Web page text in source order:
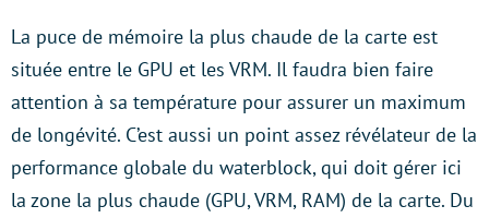
La puce de mémoire la plus chaude de la carte est
située entre le GPU et les VRM. Il faudra bien faire
attention à sa température pour assurer un maximum
de longévité. C’est aussi un point assez révélateur de la
performance globale du waterblock, qui doit gérer ici
la zone la plus chaude (GPU, VRM, RAM) de la carte. Du